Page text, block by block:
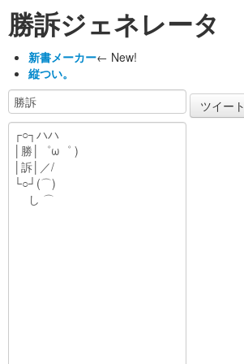
勝訴ジェネレータ
新書メーカー← New!
縦つい。
ツイート